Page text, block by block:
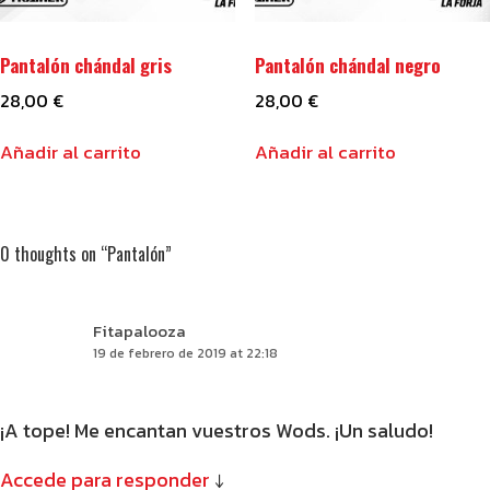
Pantalón chándal gris
28,00 €
Añadir al carrito
Pantalón chándal negro
28,00 €
Añadir al carrito
0 thoughts on “Pantalón”
Fitapalooza
19 de febrero de 2019 at 22:18
¡A tope! Me encantan vuestros Wods. ¡Un saludo!
Accede para responder ↓